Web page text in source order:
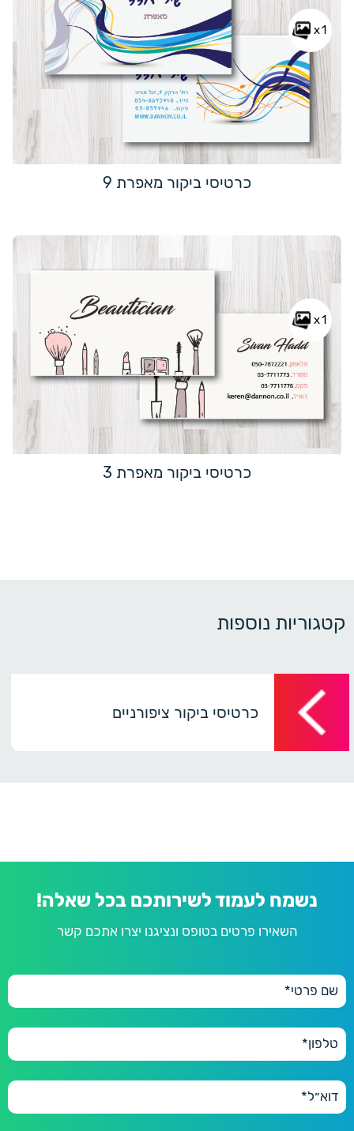
x1
כרטיסי ביקור מאפרת 9
x1
כרטיסי ביקור מאפרת 3
קטגוריות נוספות
כרטיסי ביקור ציפורניים
נשמח לעמוד לשירותכם בכל שאלה!
השאירו פרטים בטופס ונציגנו יצרו אתכם קשר